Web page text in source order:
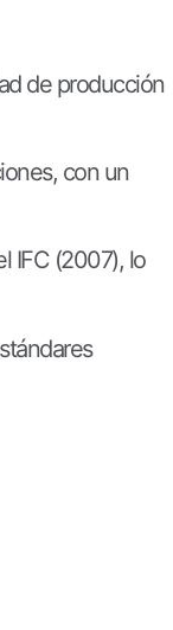
de producción
con un
IFC (2007), lo